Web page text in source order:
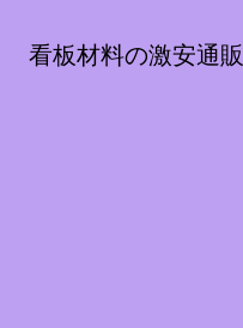
看板材料の激安通販